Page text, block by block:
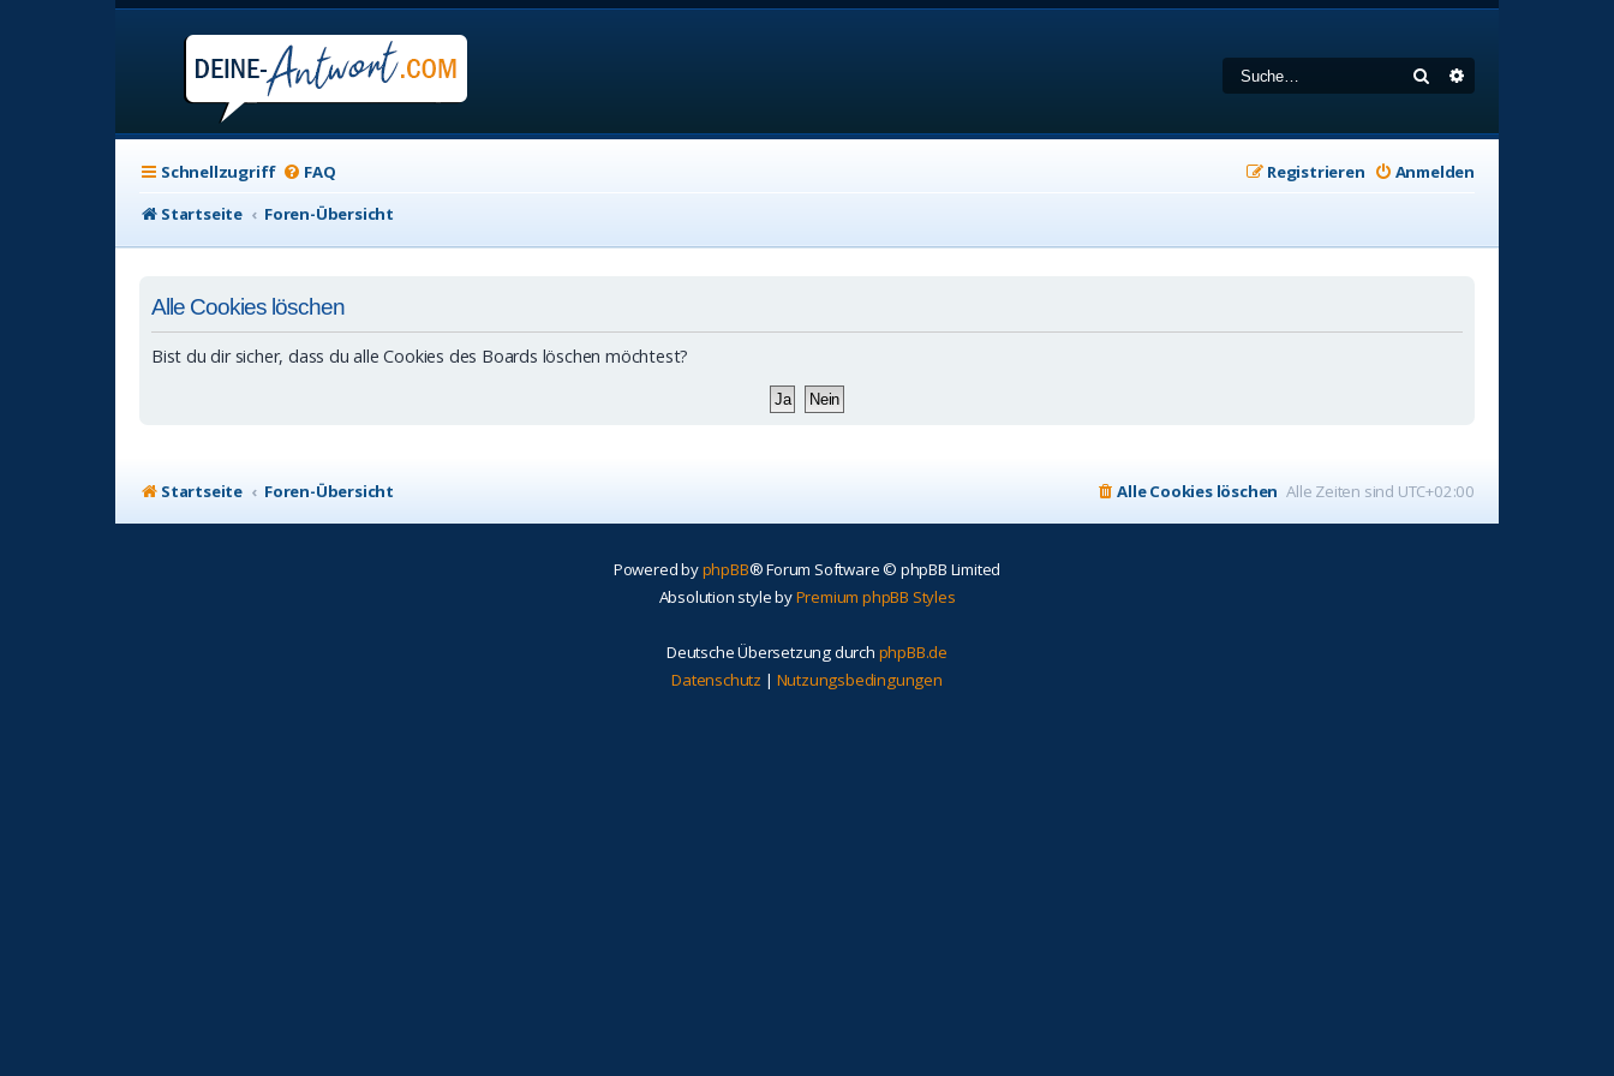
Suche
Schnellzugriff FAQ Anmelden
Registrieren
Startseite
Foren-Übersicht
Alle Cookies löschen
Bist du dir sicher, dass du alle Cookies des Boards löschen möchtest?
Startseite Foren-Übersicht Alle Zeiten sind UTC+02:00
Alle Cookies löschen
Powered byphpBB® Forum Software © phpBB Limited
Absolution style byPremium phpBB Styles
Deutsche Übersetzung durch phpBB.de
Datenschutz | Nutzungsbedingungen